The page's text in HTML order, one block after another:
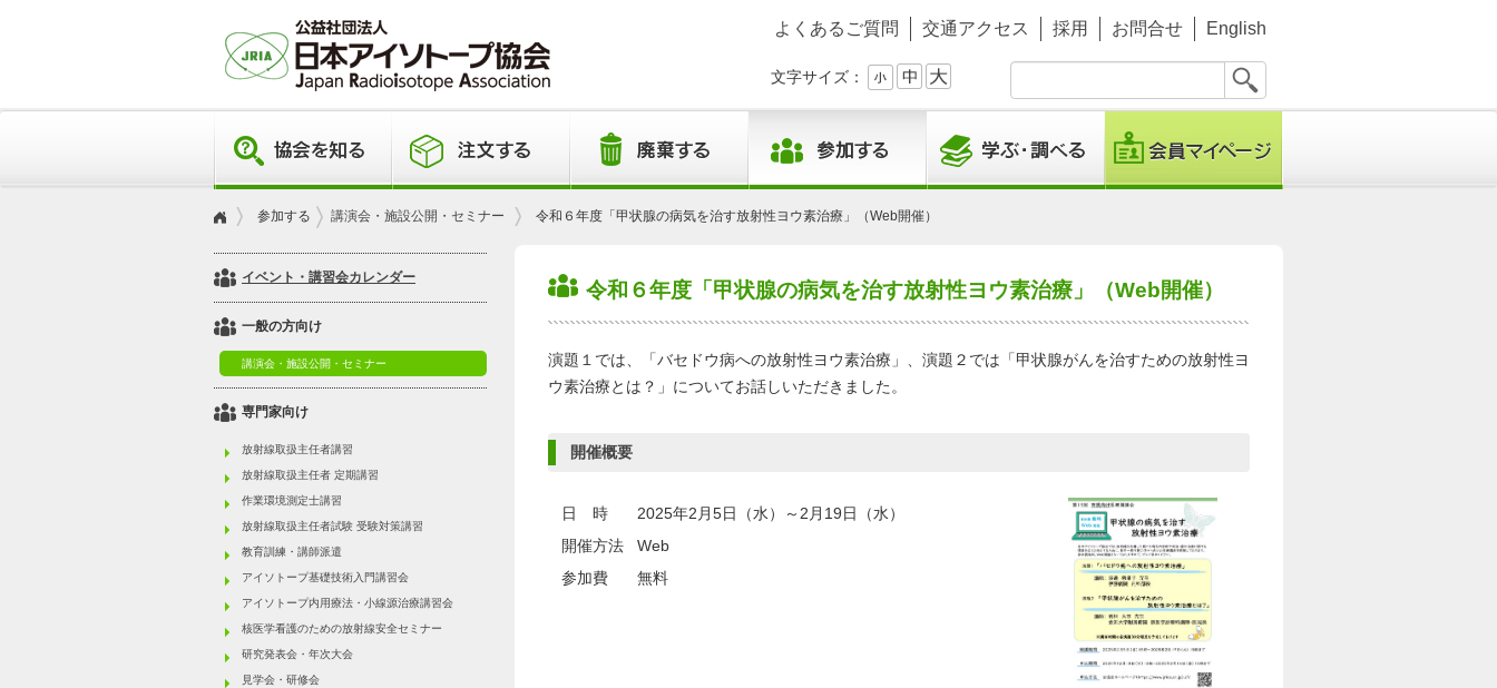
よくあるご質問 交通アクセス 採用 お問合せ English
文字サイズ：
参加する 講演会・施設公開・セミナー 令和６年度「甲状腺の病気を治す放射性ヨウ素治療」（Web開催）
令和６年度「甲状腺の病気を治す放射性ヨウ素治療」（Web開催）
演題１では、「バセドウ病への放射性ヨウ素治療」、演題２では「甲状腺がんを治すための放射性ヨ
ウ素治療とは？」についてお話しいただきました。
開催概要
日 時
2025年2月5日（水）～2月19日（水）
開催方法
Web
参加費
無料
イベント・講習会カレンダー
一般の方向け
講演会・施設公開・セミナー
専門家向け
放射線取扱主任者講習
放射線取扱主任者 定期講習
作業環境測定士講習
放射線取扱主任者試験 受験対策講習
教育訓練・講師派遣
アイソトープ基礎技術入門講習会
アイソトープ内用療法・小線源治療講習会
核医学看護のための放射線安全セミナー
研究発表会・年次大会
見学会・研修会